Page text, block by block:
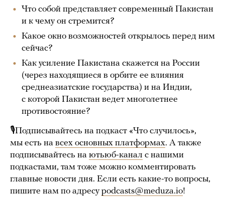
Что собой представляет современный Пакистан
и к чему он стремится?
Какое окно возможностей открылось перед ним
сейчас?
Как усиление Пакистана скажется на России
(через находящиеся в орбите ее влияния
среднеазиатские государства) и на Индии,
с которой Пакистан ведет многолетнее
противостояние?
🎙Подписывайтесь на подкаст «Что случилось»,
мы есть на всех основных платформах. А также
подписывайтесь на ютьюб-канал с нашими
подкастами, там тоже можно комментировать
главные новости дня. Если есть какие-то вопросы,
пишите нам по адресуpodcasts@meduza.io!